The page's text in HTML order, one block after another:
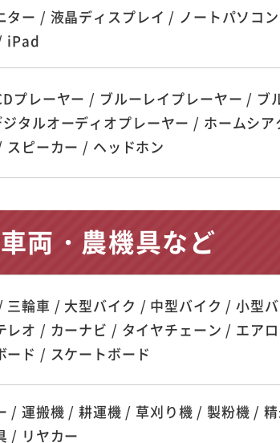
ター / 液晶ディスプレイ / ノートパソコ
iPad
プレーヤー / ブルーレイプレーヤー /
タルオーディオプレーヤー / ホームシ
ピーカー / ヘッドホン
車両・農機具など
三輪車 / 大型バイク / 中型バイク / 小型
レオ / カーナビ / タイヤチェーン / エア
ード / スケートボード
/ 運搬機 / 耕運機 / 草刈り機 / 製粉機 /
/ リヤカー